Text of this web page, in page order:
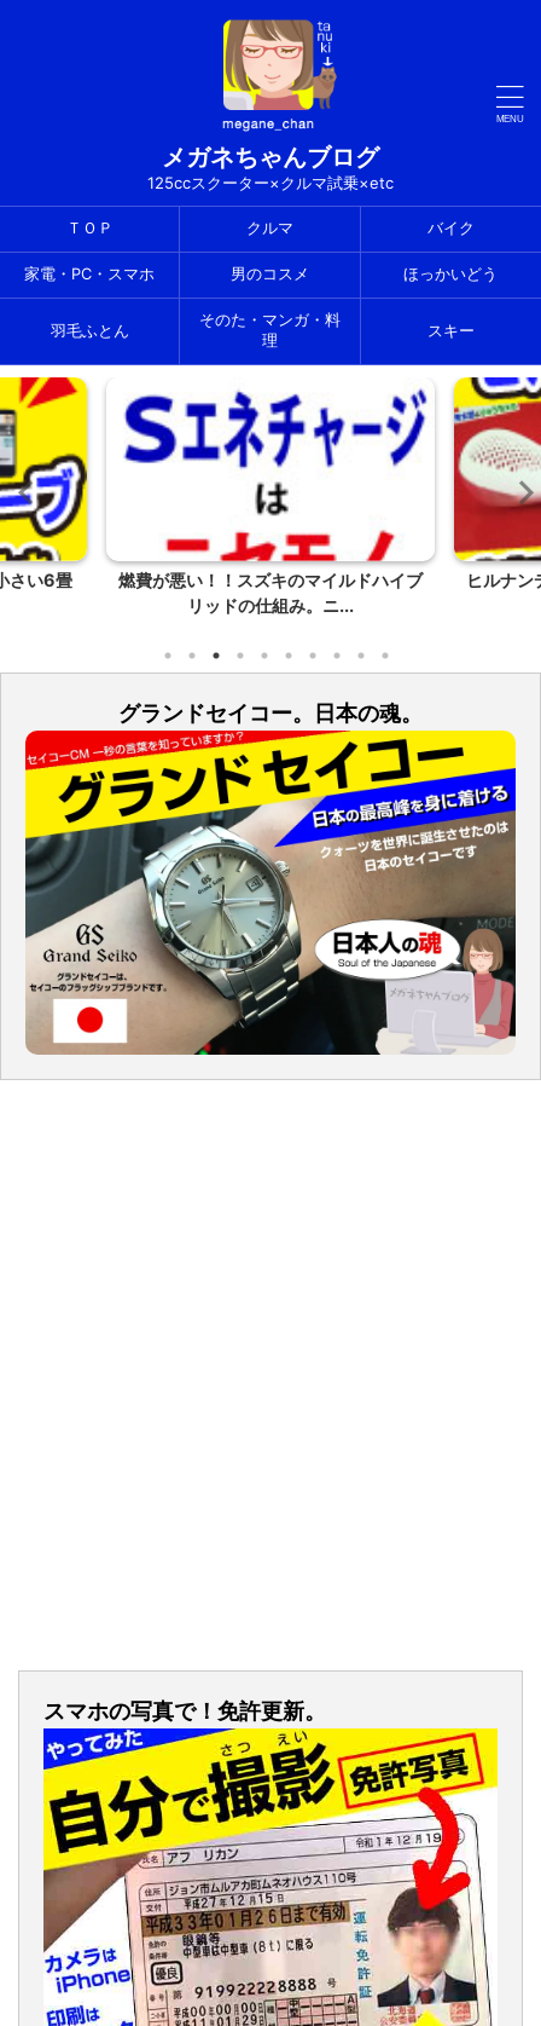
メガネちゃんブログ
125ccスクーター×クルマ試乗×etc
ＴＯＰ クルマ バイク
家電・PC・スマホ 男のコスメ ほっかいどう
羽毛ふとん
そのた・マンガ・料
理
スキー
さい6畳
燃費が悪い！！スズキのマイルドハイブ
リッドの仕組み。ニ...
ヒルナン
グランドセイコー。日本の魂。
スマホの写真で！免許更新。